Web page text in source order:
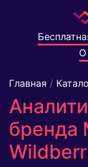
Главная /
бренда